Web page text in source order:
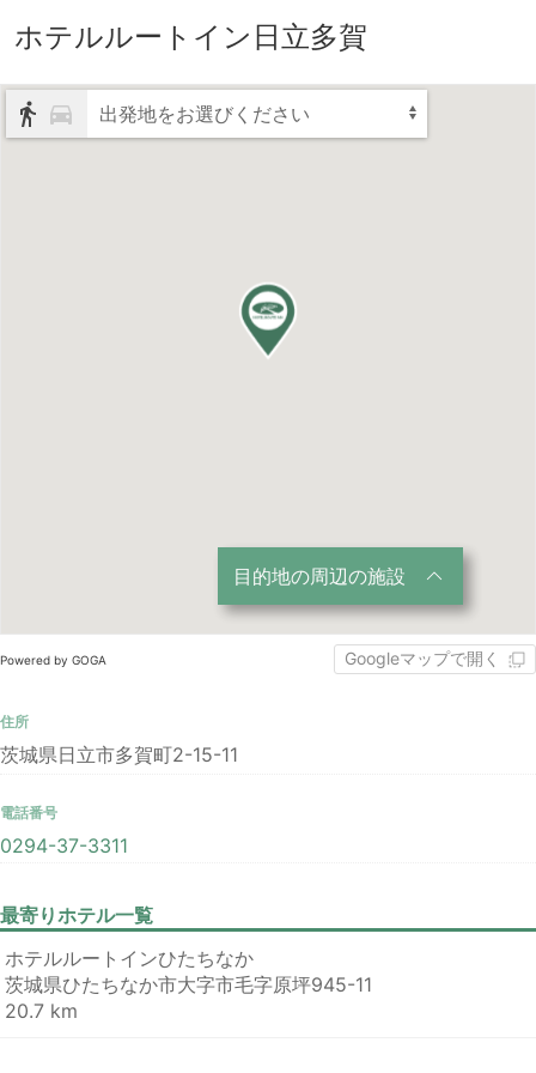
ホテルルートイン日立多賀
出発地をお選びください
目的地の周辺の施設
Powered by GOGA Googleマップで開く
住所
茨城県日立市多賀町2-15-11
電話番号
0294-37-3311
最寄りホテル一覧
ホテルルートインひたちなか
茨城県ひたちなか市大字市毛字原坪945-11
20.7 km